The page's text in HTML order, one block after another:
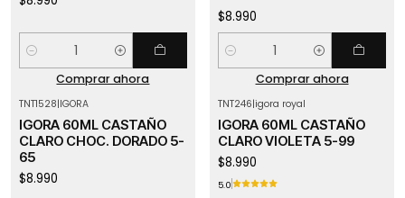
Cantidad
Comprar ahora
$8.990
Cantidad
Comprar ahora
TNT1528|IGORA
IGORA 60ML CASTAÑO
CLARO CHOC. DORADO 5-
65
$8.990
TNT246|igora royal
IGORA 60ML CASTAÑO
CLARO VIOLETA 5-99
$8.990
5.0